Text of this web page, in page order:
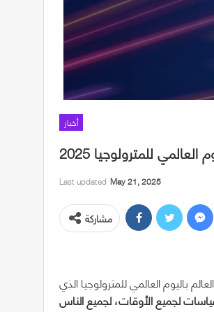
أخبار
للمترولوجيا 2025
Last updated May 21, 2025
مشاركة
باليوم العالمي للمترولوجيا الذي